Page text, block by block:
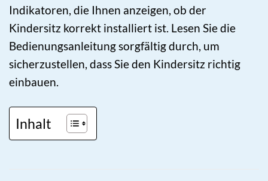
Indikatoren, die Ihnen anzeigen, ob der
Kindersitz korrekt installiert ist. Lesen Sie die
Bedienungsanleitung sorgfältig durch, um
sicherzustellen, dass Sie den Kindersitz richtig
einbauen.
Inhalt